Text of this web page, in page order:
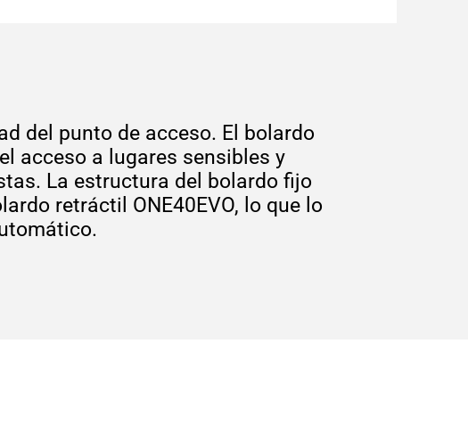
del punto de acceso. El bolardo
acceso a lugares sensibles y
La estructura del bolardo fijo
retráctil ONE40EVO, lo que lo